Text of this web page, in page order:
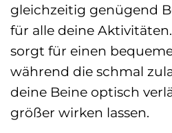
gleichzeitig genügend
für alle deine
sorgt für einen
während die schmal
deine Beine optisch
größer wirken lassen.